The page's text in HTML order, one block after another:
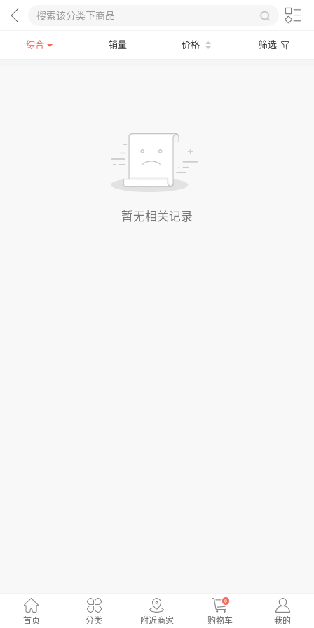
综合 销量 价格 筛选
暂无相关记录
首页 分类 附近商家
0
购物车 我的